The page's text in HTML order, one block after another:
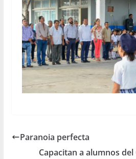
Paranoia perfecta
Capacitan a alumnos